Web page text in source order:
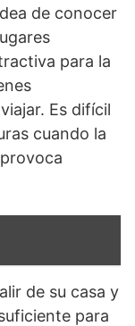
de conocer
para la
Es difícil
cuando la
de su casa y
para